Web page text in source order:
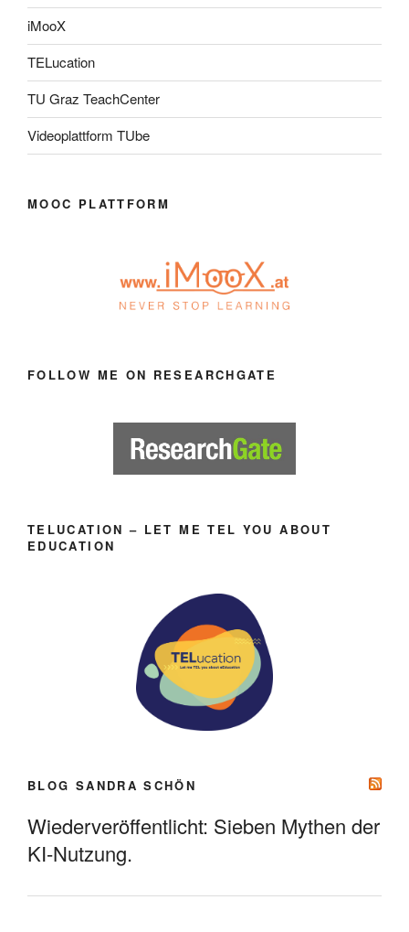
iMooX
TELucation
TU Graz TeachCenter
Videoplattform TUbe
MOOC PLATTFORM
FOLLOW ME ON RESEARCHGATE
TELUCATION – LET ME TEL YOU ABOUT
EDUCATION
BLOG SANDRA SCHÖN
Wiederveröffentlicht: Sieben Mythen der
KI-Nutzung.